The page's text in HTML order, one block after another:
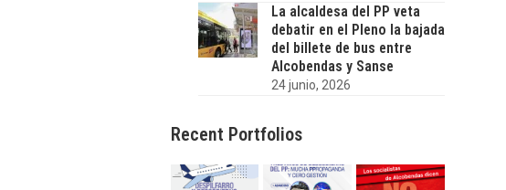
La alcaldesa del PP veta
debatir en el Pleno la bajada
del billete de bus entre
Alcobendas y Sanse
24 junio, 2026
Recent Portfolios